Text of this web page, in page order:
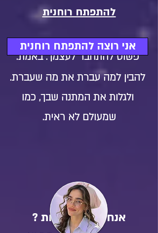
להתפתח רוחנית
פשוט להתחבר לעצמך. באמת.
להבין למה עברת את מה שעברת.
ולגלות את המתנה שבך, כמו
שמעולם לא ראית.
אנחנו כבר מכירות ?
אני רוצה להתפתח רוחנית